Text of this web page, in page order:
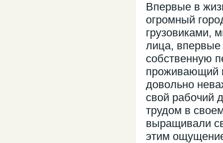
Впервые в
огромный
грузовиками,
лица, впервые
собственную
проживающий
довольно
свой рабочий
трудом в
выращивали
этим